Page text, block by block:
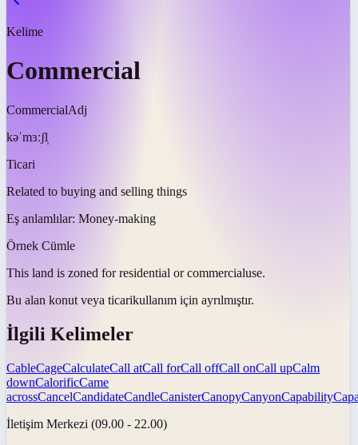
Kelime
Commercial
CommercialAdj
kəˈmɜːʃl̩
Ticari
Related to buying and selling things
Eş anlamlılar: Money-making
Örnek Cümle
This land is zoned for residential or commercialuse.
Bu alan konut veya ticarikullanım için ayrılmıştır.
İlgili Kelimeler
CableCageCalculateCall atCall forCall offCall onCall upCalm
downCalorificCame
acrossCancelCandidateCandleCanisterCanopyCanyonCapability
İletişim Merkezi (09.00 - 22.00)